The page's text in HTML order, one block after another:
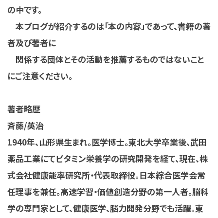
の中です。
本ブログが紹介するのは「本の内容」であって、書籍の著
者及び著者に
関係する団体とその活動を推薦するものではないこと
にご注意ください。
著者略歴
斉藤/英治
1940年、山形県生まれ。医学博士。東北大学卒業後、武田
薬品工業にてビタミン栄養学の研究開発を経て、現在、株
式会社健康能率研究所・代表取締役。日本綜合医学会常
任理事を兼任。高速学習・価値創造分野の第一人者。脳科
学の専門家として、健康医学、脳力開発分野でも活躍。東